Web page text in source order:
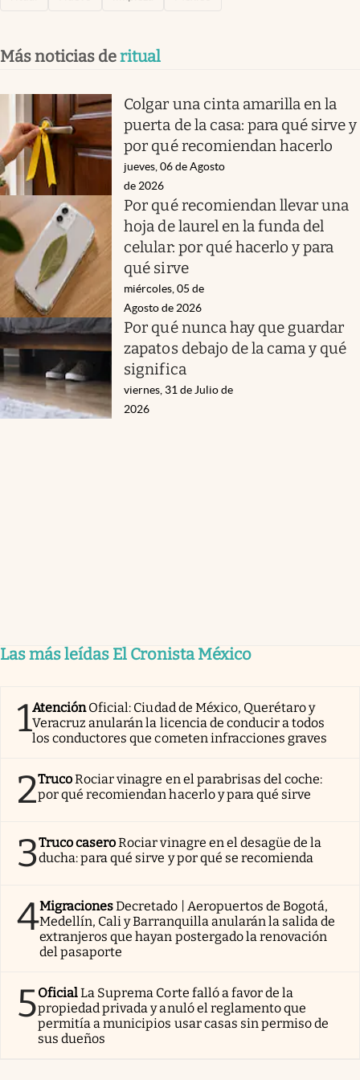
Más noticias deritual
Colgar una cinta amarilla en la
puerta de la casa: para qué sirve y
por qué recomiendan hacerlo
jueves, 06 de Agosto
de 2026
Por qué recomiendan llevar una
hoja de laurel en la funda del
celular: por qué hacerlo y para
qué sirve
miércoles, 05 de
Agosto de 2026
Por qué nunca hay que guardar
zapatos debajo de la cama y qué
significa
viernes, 31 de Julio de
2026
Las más leídas El Cronista México
1AtenciónOficial: Ciudad de México, Querétaro y
Veracruz anularán la licencia de conducir a todos
los conductores que cometen infracciones graves
2TrucoRociar vinagre en el parabrisas del coche:
por qué recomiendan hacerlo y para qué sirve
3Truco caseroRociar vinagre en el desagüe de la
ducha: para qué sirve y por qué se recomienda
4MigracionesDecretado | Aeropuertos de Bogotá,
Medellín, Cali y Barranquilla anularán la salida de
extranjeros que hayan postergado la renovación
del pasaporte
5OficialLa Suprema Corte falló a favor de la
propiedad privada y anuló el reglamento que
permitía a municipios usar casas sin permiso de
sus dueños